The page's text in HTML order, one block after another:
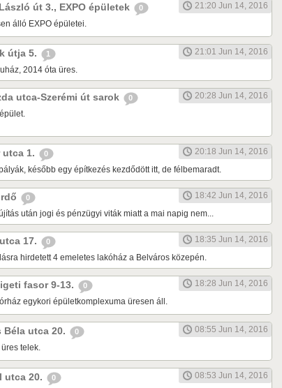
út 3., EXPO épületek 0
21:20 Jun 14, 2016
álló EXPO épületei.
útja 5. 1
21:01 Jun 14, 2016
2014 óta üres.
utca-Szerémi út sarok 0
20:28 Jun 14, 2016
utca 1. 0
20:18 Jun 14, 2016
később egy építkezés kezdődött itt, de félbemaradt.
0
18:42 Jun 14, 2016
után jogi és pénzügyi viták miatt a mai napig nem...
17. 0
18:35 Jun 14, 2016
hirdetett 4 emeletes lakóház a Belváros közepén.
fasor 9-13. 0
18:28 Jun 14, 2016
egykori épületkomplexuma üresen áll.
Béla utca 20. 0
08:55 Jun 14, 2016
telek.
utca 20. 0
08:53 Jun 14, 2016